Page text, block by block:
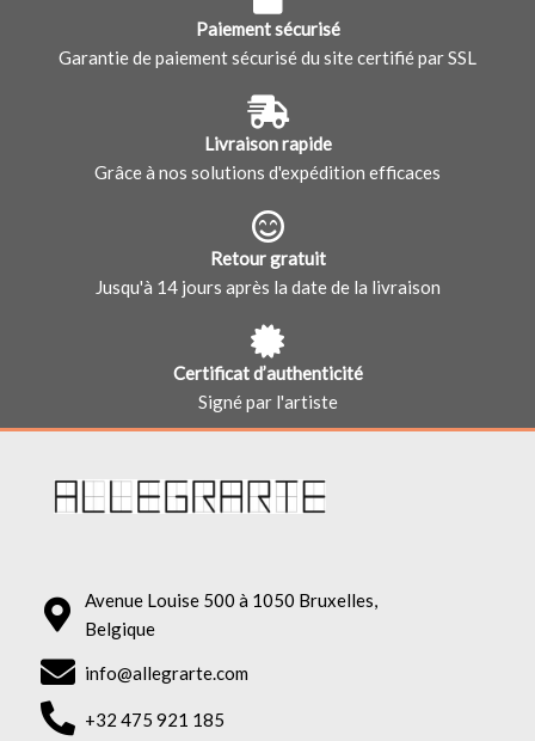
Paiement sécurisé
Garantie de paiement sécurisé du site certifié par SSL
Livraison rapide
Grâce à nos solutions d'expédition efficaces
Retour gratuit
Jusqu'à 14 jours après la date de la livraison
Certificat d’authenticité
Signé par l'artiste
Avenue Louise 500 à 1050 Bruxelles,
Belgique
info@allegrarte.com
+32 475 921 185